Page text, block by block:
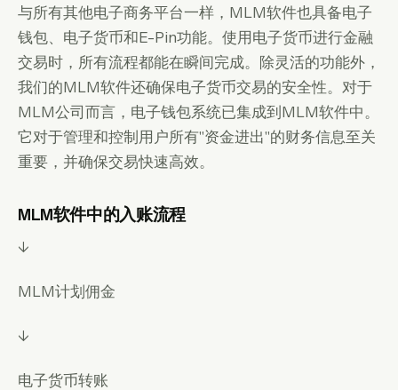
与所有其他电子商务平台一样，MLM软件也具备电子
钱包、电子货币和E-Pin功能。使用电子货币进行金融
交易时，所有流程都能在瞬间完成。除灵活的功能外，
我们的MLM软件还确保电子货币交易的安全性。对于
MLM公司而言，电子钱包系统已集成到MLM软件中。
它对于管理和控制用户所有"资金进出"的财务信息至关
重要，并确保交易快速高效。
MLM软件中的入账流程
↓
MLM计划佣金
↓
电子货币转账